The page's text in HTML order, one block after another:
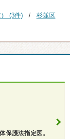
(3件)
杉並区
保護法指定医。